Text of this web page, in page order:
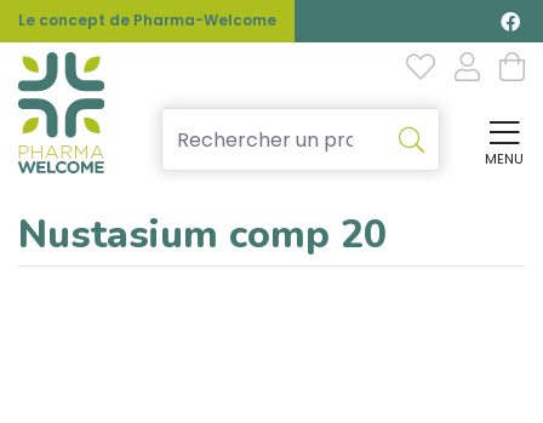
Le concept de Pharma-Welcome
MENU
Nustasium comp 20